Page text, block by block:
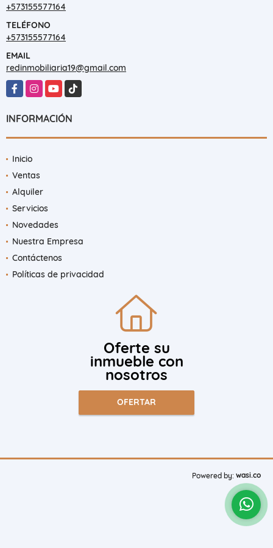
+573155577164
TELÉFONO
+573155577164
EMAIL
redinmobiliaria19@gmail.com
FacebookInstagramYouTubeTikTok
INFORMACIÓN
Inicio
Ventas
Alquiler
Servicios
Novedades
Nuestra Empresa
Contáctenos
Políticas de privacidad
Oferte su
inmueble con
nosotros
OFERTAR
Powered by: wasi.co